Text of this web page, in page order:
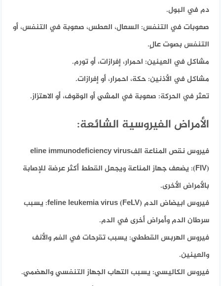
دم في البول.
صعوبات في التنفس: السعال، العطس، صعوبة في التنفس، أو
التنفس بصوت عالٍ.
مشاكل في العينين: احمرار، إفرازات، أو تورم.
مشاكل في الأذنين: حكة، احمرار، أو إفرازات.
تعثر في الحركة: صعوبة في المشي أو الوقوف، أو الاهتزاز.
الأمراض الفيروسية الشائعة:
فيروس نقص المناعة الفeline immunodeficiency virus
(FIV): يضعف جهاز المناعة ويجعل القطط أكثر عرضة للإصابة
بالأمراض الأخرى.
فيروس ابيضاض الدم feline leukemia virus (FeLV):
يسبب
سرطان الدم وأمراض أخرى في الدم.
فيروس الهربس القططي: يسبب تقرحات في الفم والأنف
والعينين.
فيروس الكاليسي: يسبب التهاب الجهاز التنفسي والهضمي.